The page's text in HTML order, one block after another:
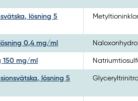
lösning 5
0,4 mg/ml
150 mg/ml
lösning 5